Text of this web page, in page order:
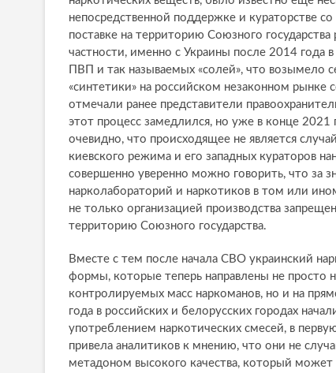
непосредственной поддержке и кураторстве
поставке на территорию Союзного
частности, именно с Украины после 2014 года
ПВП и так называемых «солей», что возымело
«синтетики» на российском незаконном рынке
отмечали ранее представители
этот процесс замедлился, но уже в конце
очевидно, что происходящее не является
киевского режима и его западных кураторов
совершенно уверенно можно говорить, что за
нарколабораторий и наркотиков в том или
не только организацией производства
территорию Союзного государства.
Вместе с тем после начала СВО украинский
формы, которые теперь направлены не просто
контролируемых масс наркоманов, но и на
года в российских и белорусских городах
употреблением наркотических смесей, в
привела аналитиков к мнению, что они не
метадоном высокого качества, который